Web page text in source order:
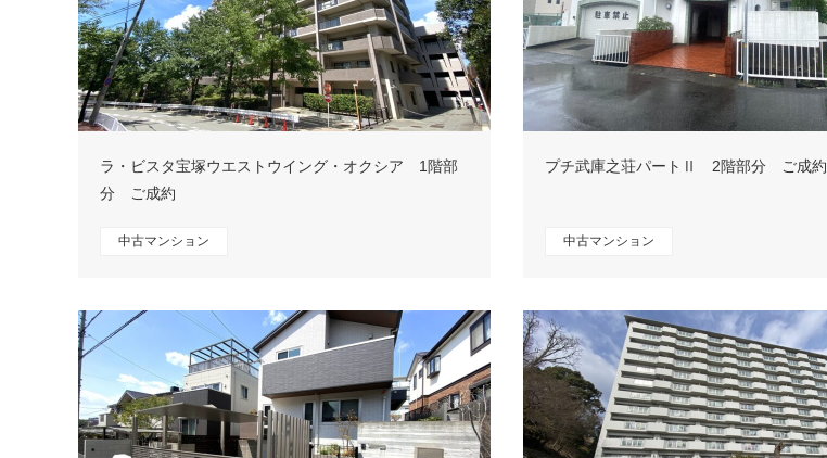
ラ・ビスタ宝塚ウエストウイング・オクシア 1階部
分 ご成約
中古マンション
プチ武庫之荘パートⅡ 2階部分 ご成約
中古マンション